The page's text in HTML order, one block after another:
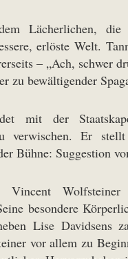
Lächerlichen,
erlöste Welt.
– „Ach, schwer
zu bewältigender
mit der
verwischen. Er
Bühne: Suggestion
Vincent
besondere
Lise Davidsens
vor allem zu